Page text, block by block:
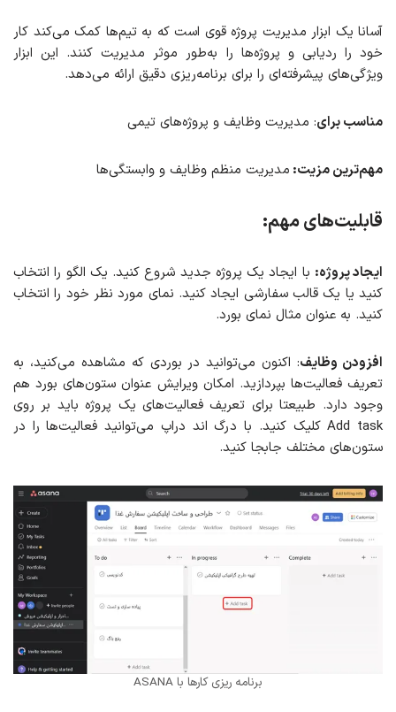
آسانا یک ابزار مدیریت پروژه قوی است که به تیم‌ها کمک می‌کند کار
خود را ردیابی و پروژه‌ها را به‌طور موثر مدیریت کنند. این ابزار
ویژگی‌های پیشرفته‌ای را برای برنامه‌ریزی دقیق ارائه می‌دهد.
مناسب برای: مدیریت وظایف و پروژه‌های تیمی
مهم‌ترین مزیت: مدیریت منظم وظایف و وابستگی‌ها
قابلیت‌های مهم:
ایجاد پروژه: با ایجاد یک پروژه جدید شروع کنید. یک الگو را انتخاب
کنید یا یک قالب سفارشی ایجاد کنید. نمای مورد نظر خود را انتخاب
کنید. به عنوان مثال نمای بورد.
افزودن وظایف: اکنون می‌توانید در بوردی که مشاهده می‌کنید، به
تعریف فعالیت‌ها بپردازید. امکان ویرایش عنوان ستون‌های بورد هم
وجود دارد. طبیعتا برای تعریف فعالیت‌های یک پروژه باید بر روی
Add task کلیک کنید. با درگ اند دراپ می‌توانید فعالیت‌ها را در
ستون‌های مختلف جابجا کنید.
برنامه ریزی کارها با ASANA